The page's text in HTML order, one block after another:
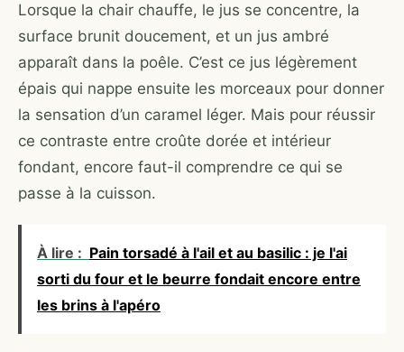
Lorsque la chair chauffe, le jus se concentre, la
surface brunit doucement, et un jus ambré
apparaît dans la poêle. C’est ce jus légèrement
épais qui nappe ensuite les morceaux pour donner
la sensation d’un caramel léger. Mais pour réussir
ce contraste entre croûte dorée et intérieur
fondant, encore faut-il comprendre ce qui se
passe à la cuisson.
À lire : Pain torsadé à l'ail et au basilic : je l'ai
sorti du four et le beurre fondait encore entre
les brins à l'apéro